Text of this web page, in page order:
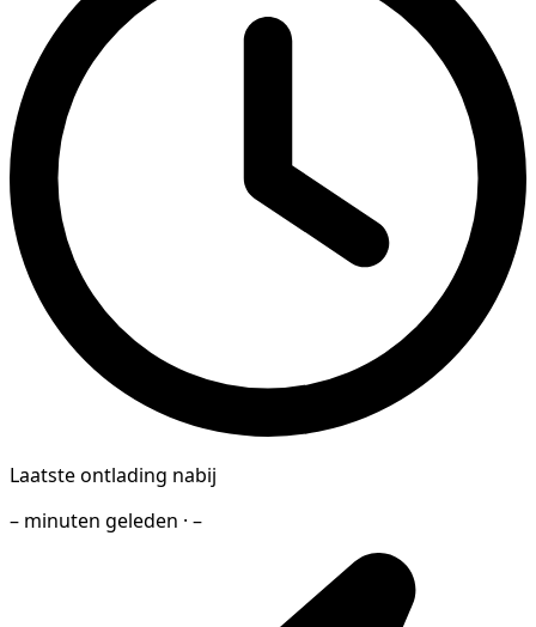
Laatste ontlading nabij
– minuten geleden · –